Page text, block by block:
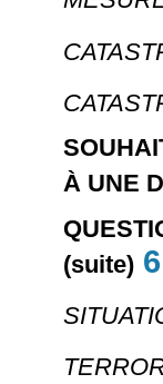
À UNE
(suite) 6